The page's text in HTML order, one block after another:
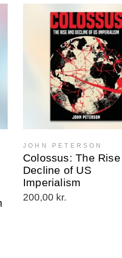
JOHN PETERSON
Colossus: The
Decline of US
Imperialism
200,00 kr.